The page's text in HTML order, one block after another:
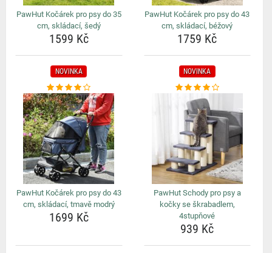
PawHut Kočárek pro psy do 35
cm, skládací, šedý
1599 Kč
PawHut Kočárek pro psy do 43
cm, skládací, béžový
1759 Kč
NOVINKA
PawHut Kočárek pro psy do 43
cm, skládací, tmavě modrý
1699 Kč
NOVINKA
PawHut Schody pro psy a
kočky se škrabadlem,
4stupňové
939 Kč